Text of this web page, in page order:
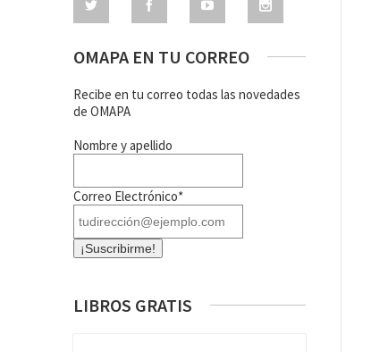
OMAPA EN TU CORREO
Recibe en tu correo todas las novedades
de OMAPA
Nombre y apellido
Correo Electrónico*
LIBROS GRATIS